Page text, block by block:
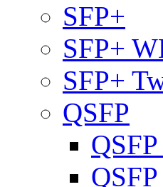
SFP+
SFP+
SFP+
QSFP